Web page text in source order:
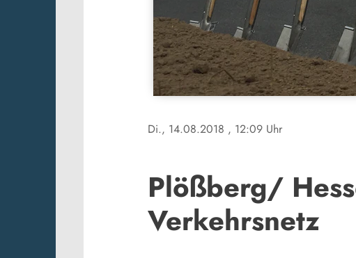
Di., 14.08.2018 , 12:09 Uhr
Plößberg/
Verkehrsnetz